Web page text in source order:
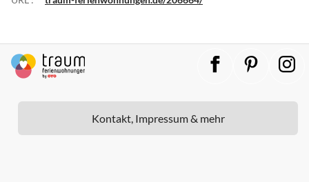
Kontakt, Impressum & mehr